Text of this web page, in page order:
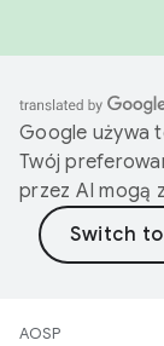
Google używa
Twój
przez AI mogą
AOSP